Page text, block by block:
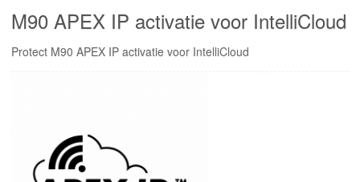
MIJN OSEC
CONTACT
M90 APEX IP activatie voor IntelliCloud
Protect M90 APEX IP activatie voor IntelliCloud